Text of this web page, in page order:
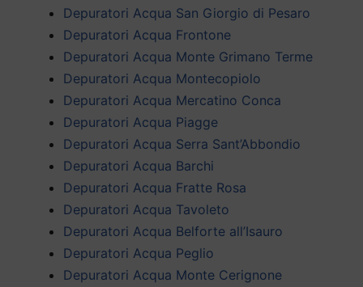
Depuratori Acqua San Giorgio di Pesaro
Depuratori Acqua Frontone
Depuratori Acqua Monte Grimano Terme
Depuratori Acqua Montecopiolo
Depuratori Acqua Mercatino Conca
Depuratori Acqua Piagge
Depuratori Acqua Serra Sant’Abbondio
Depuratori Acqua Barchi
Depuratori Acqua Fratte Rosa
Depuratori Acqua Tavoleto
Depuratori Acqua Belforte all’Isauro
Depuratori Acqua Peglio
Depuratori Acqua Monte Cerignone